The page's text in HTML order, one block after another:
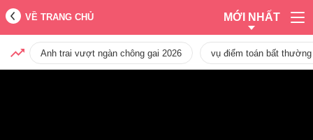
VỀ TRANG CHỦ MỚI NHẤT
Anh trai vượt ngàn chông gai 2026 vụ điểm toán bất